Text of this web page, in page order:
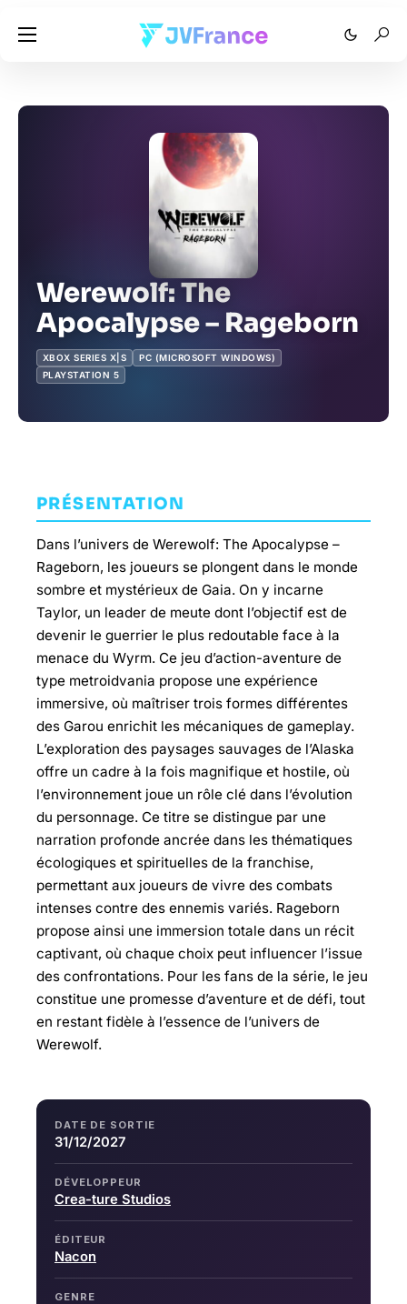
Werewolf: The
Apocalypse – Rageborn
XBOX SERIES X|S
PC (MICROSOFT WINDOWS)
PLAYSTATION 5
PRÉSENTATION
Dans l’univers de Werewolf: The Apocalypse –
Rageborn, les joueurs se plongent dans le monde
sombre et mystérieux de Gaia. On y incarne
Taylor, un leader de meute dont l’objectif est de
devenir le guerrier le plus redoutable face à la
menace du Wyrm. Ce jeu d’action-aventure de
type metroidvania propose une expérience
immersive, où maîtriser trois formes différentes
des Garou enrichit les mécaniques de gameplay.
L’exploration des paysages sauvages de l’Alaska
offre un cadre à la fois magnifique et hostile, où
l’environnement joue un rôle clé dans l’évolution
du personnage. Ce titre se distingue par une
narration profonde ancrée dans les thématiques
écologiques et spirituelles de la franchise,
permettant aux joueurs de vivre des combats
intenses contre des ennemis variés. Rageborn
propose ainsi une immersion totale dans un récit
captivant, où chaque choix peut influencer l’issue
des confrontations. Pour les fans de la série, le jeu
constitue une promesse d’aventure et de défi, tout
en restant fidèle à l’essence de l’univers de
Werewolf.
DATE DE SORTIE
31/12/2027
DÉVELOPPEUR
Crea-ture Studios
ÉDITEUR
Nacon
GENRE